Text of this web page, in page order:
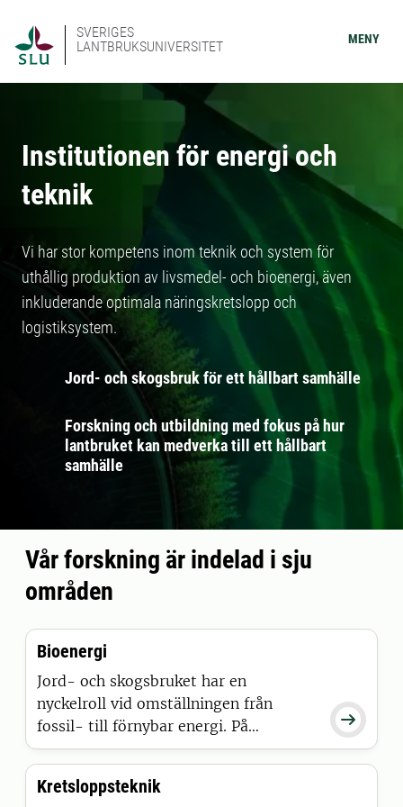
SVERIGES
LANTBRUKSUNIVERSITET
MENY
Institutionen för energi och
teknik
Vi har stor kompetens inom teknik och system för
uthållig produktion av livsmedel- och bioenergi, även
inkluderande optimala näringskretslopp och
logistiksystem.
Jord- och skogsbruk för ett hållbart samhälle
Forskning och utbildning med fokus på hur
lantbruket kan medverka till ett hållbart
samhälle
Vår forskning är indelad i sju
områden

Bioenergi
Jord- och skogsbruket har en
nyckelroll vid omställningen från
fossil- till förnybar energi. På
institutionen bedriver vi forskning
hur jord- och skogsbrukets biomassor
Kretsloppsteknik